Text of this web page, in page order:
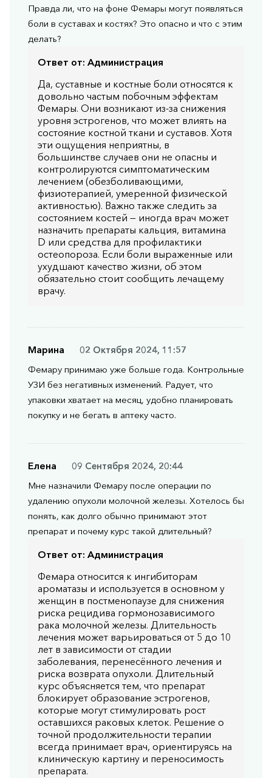
Правда ли, что на фоне Фемары могут появляться
боли в суставах и костях? Это опасно и что с этим
делать?
Ответ от: Администрация
Да, суставные и костные боли относятся к
довольно частым побочным эффектам
Фемары. Они возникают из-за снижения
уровня эстрогенов, что может влиять на
состояние костной ткани и суставов. Хотя
эти ощущения неприятны, в
большинстве случаев они не опасны и
контролируются симптоматическим
лечением (обезболивающими,
физиотерапией, умеренной физической
активностью). Важно также следить за
состоянием костей — иногда врач может
назначить препараты кальция, витамина
D или средства для профилактики
остеопороза. Если боли выраженные или
ухудшают качество жизни, об этом
обязательно стоит сообщить лечащему
врачу.
Марина
02 Октября 2024, 11:57
Фемару принимаю уже больше года. Контрольные
УЗИ без негативных изменений. Радует, что
упаковки хватает на месяц, удобно планировать
покупку и не бегать в аптеку часто.
Елена
09 Сентября 2024, 20:44
Мне назначили Фемару после операции по
удалению опухоли молочной железы. Хотелось бы
понять, как долго обычно принимают этот
препарат и почему курс такой длительный?
Ответ от: Администрация
Фемара относится к ингибиторам
ароматазы и используется в основном у
женщин в постменопаузе для снижения
риска рецидива гормонозависимого
рака молочной железы. Длительность
лечения может варьироваться от 5 до 10
лет в зависимости от стадии
заболевания, перенесённого лечения и
риска возврата опухоли. Длительный
курс объясняется тем, что препарат
блокирует образование эстрогенов,
которые могут стимулировать рост
оставшихся раковых клеток. Решение о
точной продолжительности терапии
всегда принимает врач, ориентируясь на
клиническую картину и переносимость
препарата.